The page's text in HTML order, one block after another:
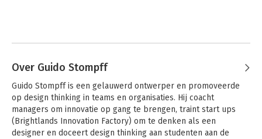
Over Guido Stompff
Guido Stompff is een gelauwerd ontwerper en promoveerde
op design thinking in teams en organisaties. Hij coacht
managers om innovatie op gang te brengen, traint start ups
(Brightlands Innovation Factory) om te denken als een
designer en doceert design thinking aan studenten aan de